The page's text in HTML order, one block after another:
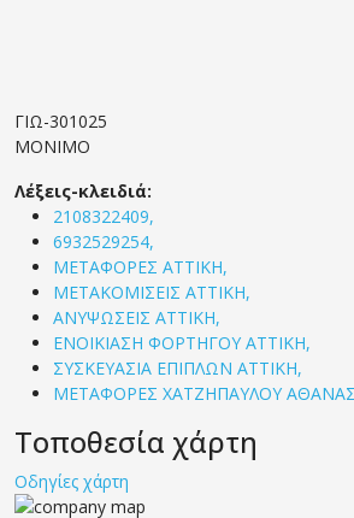
ΓΙΩ-301025
ΜΟΝΙΜΟ
Λέξεις-κλειδιά:
2108322409,
6932529254,
ΜΕΤΑΦΟΡΕΣ ΑΤΤΙΚΗ,
ΜΕΤΑΚΟΜΙΣΕΙΣ ΑΤΤΙΚΗ,
ΑΝΥΨΩΣΕΙΣ ΑΤΤΙΚΗ,
ΕΝΟΙΚΙΑΣΗ ΦΟΡΤΗΓΟΥ ΑΤΤΙΚΗ,
ΣΥΣΚΕΥΑΣΙΑ ΕΠΙΠΛΩΝ ΑΤΤΙΚΗ,
ΜΕΤΑΦΟΡΕΣ ΧΑΤΖΗΠΑΥΛΟΥ
Τοποθεσία χάρτη
Οδηγίες χάρτη